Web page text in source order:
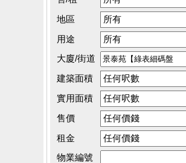
地區
用途
大廈/街道
建築面積
實用面積
售價
租金
物業編號